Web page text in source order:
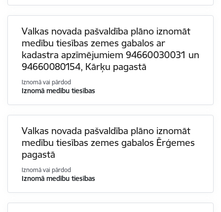
Valkas novada pašvaldība plāno iznomāt
medību tiesības zemes gabalos ar
kadastra apzīmējumiem 94660030031 un
94660080154, Kārķu pagastā
Iznomā vai pārdod
Iznomā medību tiesības
Valkas novada pašvaldība plāno iznomāt
medību tiesības zemes gabalos Ērģemes
pagastā
Iznomā vai pārdod
Iznomā medību tiesības